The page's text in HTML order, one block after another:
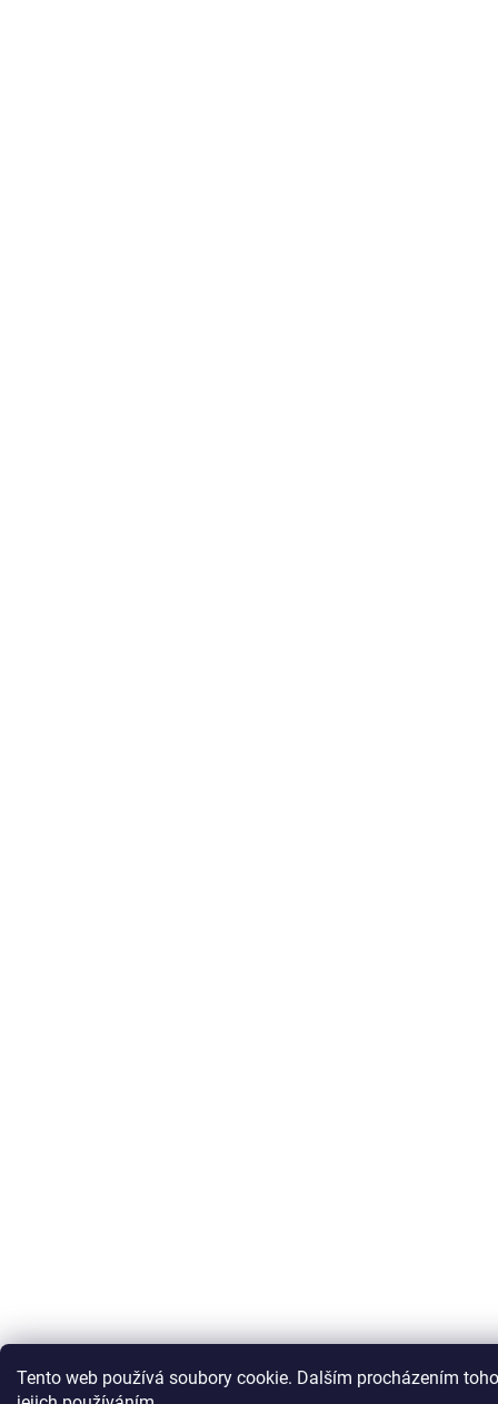
Tento web používá soubory cookie. Dalším procházením